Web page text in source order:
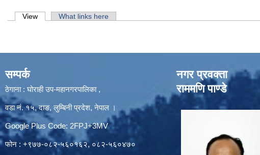
Primary tabs
View (active tab)What links here
सम्पर्क
ठेगाना : घोराही उप-महानगरपालिका ,
वडा नं. १५, दाङ, लुम्बिनी प्रदेश, नेपाल ।
Google Plus Code: 2FPJ+3MV
फोन : +९७७-०८२-५६०१६२, ०८२-५६०४७०
नगर प्रवक्ता
राममणि पाण्डे